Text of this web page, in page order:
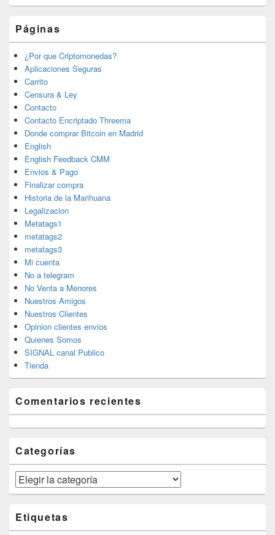
Páginas
¿Por que Criptomonedas?
Aplicaciones Seguras
Carrito
Censura & Ley
Contacto
Contacto Encriptado Threema
Donde comprar Bitcoin en Madrid
English
English Feedback CMM
Envios & Pago
Finalizar compra
Historia de la Marihuana
Legalizacion
Metatags1
metatags2
metatags3
Mi cuenta
No a telegram
No Venta a Menores
Nuestros Amigos
Nuestros Clientes
Opinion clientes envios
Quienes Somos
SIGNAL canal Publico
Tienda
Comentarios recientes
Categorías
Categorías
Etiquetas